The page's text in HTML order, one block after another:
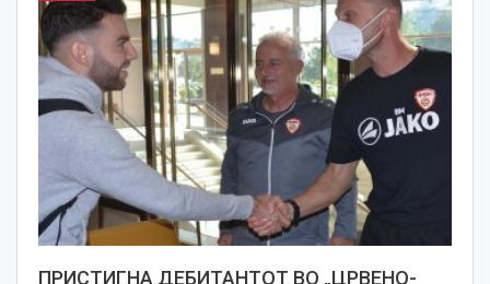
ПРИСТИГНА ДЕБИТАНТОТ ВО „ЦРВЕНО-